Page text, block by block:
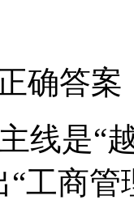
答案
是“越
“工商